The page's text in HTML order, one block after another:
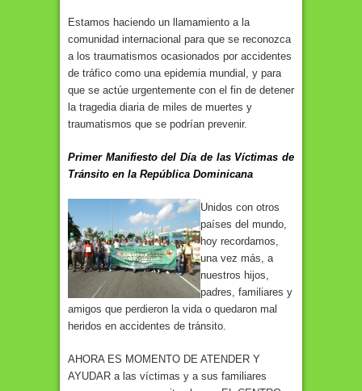
Estamos haciendo un llamamiento a la
comunidad internacional para que se reconozca
a los traumatismos ocasionados por accidentes
de tráfico como una epidemia mundial, y para
que se actúe urgentemente con el fin de detener
la tragedia diaria de miles de muertes y
traumatismos que se podrían prevenir.
Primer Manifiesto del Día de las Víctimas de
Tránsito en la República Dominicana
Unidos con otros
países del mundo,
hoy recordamos,
una vez más, a
nuestros hijos,
padres, familiares y
amigos que perdieron la vida o quedaron mal
heridos en accidentes de tránsito.
AHORA ES MOMENTO DE ATENDER Y
AYUDAR a las víctimas y a sus familiares